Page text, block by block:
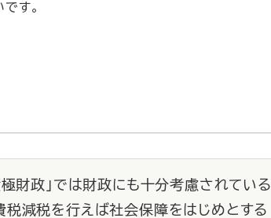
す。
極財政」では財政にも十分考慮されている
税減税を行えば社会保障をはじめとする